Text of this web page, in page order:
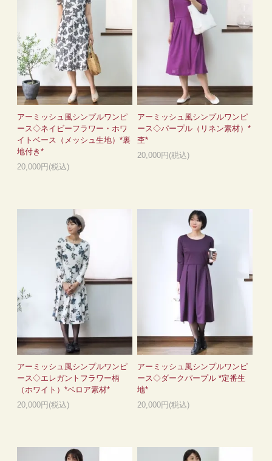
アーミッシュ風シンプルワンピ
ース◇ネイビーフラワー・ホワ
イトベース（メッシュ生地）*裏
地付き*
20,000円(税込)
アーミッシュ風シンプルワンピ
ース◇パープル（リネン素材）*
杢*
20,000円(税込)
アーミッシュ風シンプルワンピ
ース◇エレガントフラワー柄
（ホワイト）*ベロア素材*
20,000円(税込)
アーミッシュ風シンプルワンピ
ース◇ダークパープル *定番生
地*
20,000円(税込)